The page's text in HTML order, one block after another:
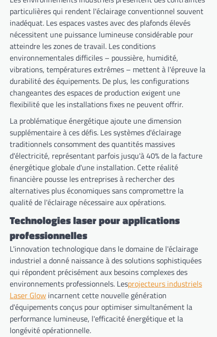
particulières qui rendent l'éclairage conventionnel souvent
inadéquat. Les espaces vastes avec des plafonds élevés
nécessitent une puissance lumineuse considérable pour
atteindre les zones de travail. Les conditions
environnementales difficiles – poussière, humidité,
vibrations, températures extrêmes – mettent à l'épreuve la
durabilité des équipements. De plus, les configurations
changeantes des espaces de production exigent une
flexibilité que les installations fixes ne peuvent offrir.
La problématique énergétique ajoute une dimension
supplémentaire à ces défis. Les systèmes d'éclairage
traditionnels consomment des quantités massives
d'électricité, représentant parfois jusqu'à 40% de la facture
énergétique globale d'une installation. Cette réalité
financière pousse les entreprises à rechercher des
alternatives plus économiques sans compromettre la
qualité de l'éclairage nécessaire aux opérations.
Technologies laser pour applications
professionnelles
L'innovation technologique dans le domaine de l'éclairage
industriel a donné naissance à des solutions sophistiquées
qui répondent précisément aux besoins complexes des
environnements professionnels. Lesprojecteurs industriels
Laser Glow incarnent cette nouvelle génération
d'équipements conçus pour optimiser simultanément la
performance lumineuse, l'efficacité énergétique et la
longévité opérationnelle.